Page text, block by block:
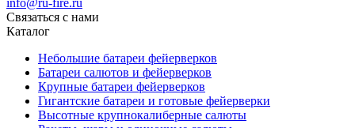
Связаться с нами
Каталог
Небольшие батареи фейерверков
Батареи салютов и фейерверков
Крупные батареи фейерверков
Гигантские батареи и готовые фейерверки
Высотные крупнокалиберные салюты